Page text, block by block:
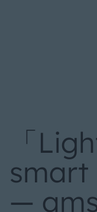
「
smart
―